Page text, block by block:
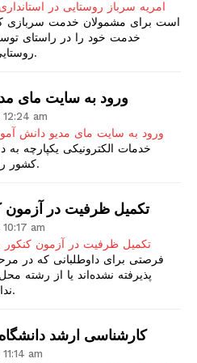
امریه سرباز روستایی در
است برای مشمولان خدمت سربازی
خدمت خود را در راستای
روستایی استان سپری کنند.
ورود به سایت مای
am
ورود به سایت مای مدیو دانش
خدمات الکترونیکی یکپارچه
کشور راه‌اندازی شده است.
تکمیل ظرفیت در
am
تکمیل ظرفیت در آزمون
فرصتی برای داوطلبانی که در
پذیرفته نشده‌اند یا از رشته
ندارند، مطرح می‌شود.
کارشناسی ارشد
am